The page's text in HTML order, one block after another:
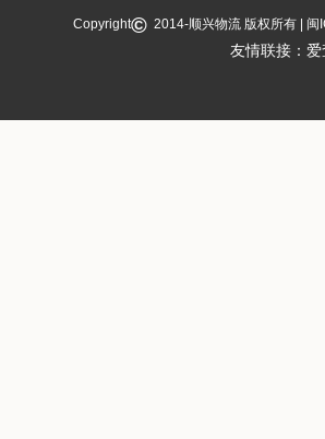
Copyright© 2014-顺兴物流版权所有 | 闽
友情联接：